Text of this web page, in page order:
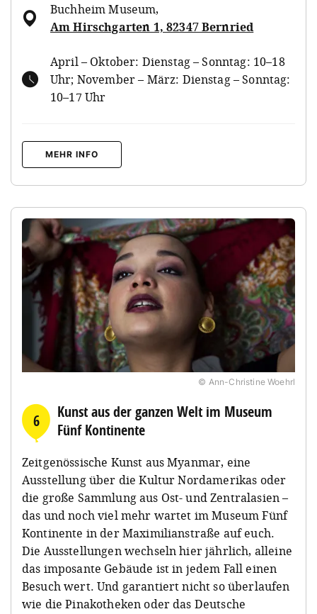
Buchheim Museum,
Am Hirschgarten 1, 82347 Bernried
April – Oktober: Dienstag – Sonntag: 10–18
Uhr; November – März: Dienstag – Sonntag:
10–17 Uhr
MEHR INFO
© Ann-Christine Woehrl
6
Kunst aus der ganzen Welt im Museum
Fünf Kontinente
Zeitgenössische Kunst aus Myanmar, eine
Ausstellung über die Kultur Nordamerikas oder
die große Sammlung aus Ost- und Zentralasien –
das und noch viel mehr wartet im Museum Fünf
Kontinente in der Maximilianstraße auf euch.
Die Ausstellungen wechseln hier jährlich, alleine
das imposante Gebäude ist in jedem Fall einen
Besuch wert. Und garantiert nicht so überlaufen
wie die Pinakotheken oder das Deutsche